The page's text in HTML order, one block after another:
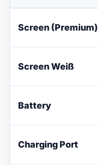
Screen (Premium)
Screen Weiß
Battery
Charging Port